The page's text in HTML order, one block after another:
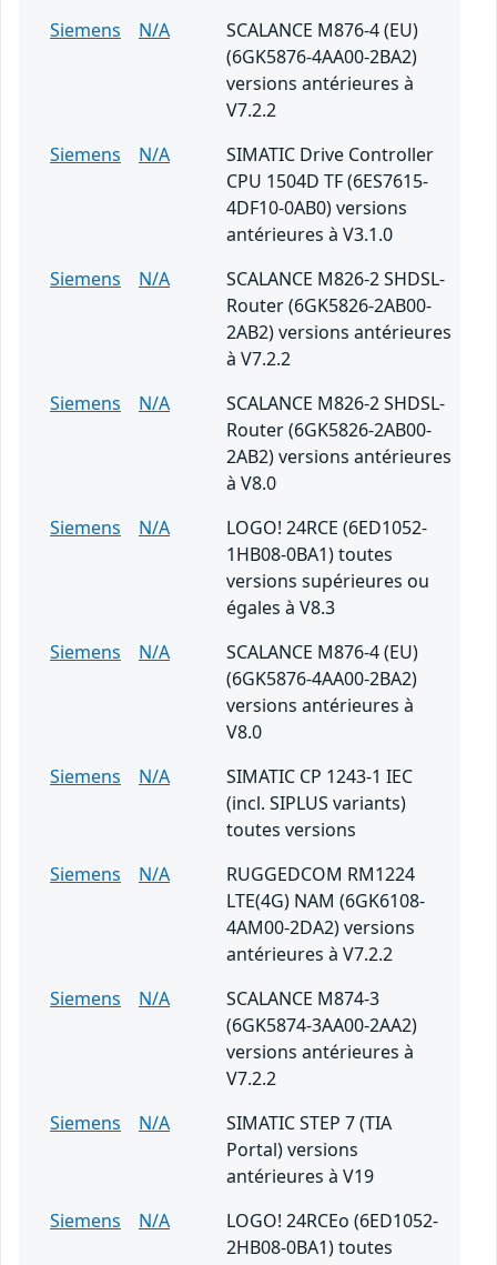
Siemens
N/A
SCALANCE M876-4 (EU)
(6GK5876-4AA00-2BA2)
versions antérieures à
V7.2.2
Siemens
N/A
SIMATIC Drive Controller
CPU 1504D TF (6ES7615-
4DF10-0AB0) versions
antérieures à V3.1.0
Siemens
N/A
SCALANCE M826-2 SHDSL-
Router (6GK5826-2AB00-
2AB2) versions antérieures
à V7.2.2
Siemens
N/A
SCALANCE M826-2 SHDSL-
Router (6GK5826-2AB00-
2AB2) versions antérieures
à V8.0
Siemens
N/A
LOGO! 24RCE (6ED1052-
1HB08-0BA1) toutes
versions supérieures ou
égales à V8.3
Siemens
N/A
SCALANCE M876-4 (EU)
(6GK5876-4AA00-2BA2)
versions antérieures à
V8.0
Siemens
N/A
SIMATIC CP 1243-1 IEC
(incl. SIPLUS variants)
toutes versions
Siemens
N/A
RUGGEDCOM RM1224
LTE(4G) NAM (6GK6108-
4AM00-2DA2) versions
antérieures à V7.2.2
Siemens
N/A
SCALANCE M874-3
(6GK5874-3AA00-2AA2)
versions antérieures à
V7.2.2
Siemens
N/A
SIMATIC STEP 7 (TIA
Portal) versions
antérieures à V19
Siemens
N/A
LOGO! 24RCEo (6ED1052-
2HB08-0BA1) toutes